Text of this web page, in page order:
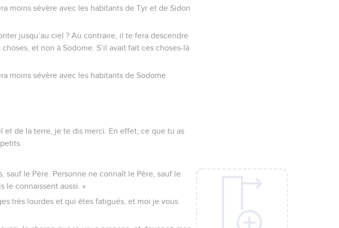
moins sévère avec les habitants de Tyr et de Sidon
jusqu’au ciel ? Au contraire, il te fera descendre
et non à Sodome. S’il avait fait ces choses-là
moins sévère avec les habitants de Sodome
et de la terre, je te dis merci. En effet, ce que tu as
sauf le Père. Personne ne connaît le Père, sauf le
le connaissent aussi. »
très lourdes et qui êtes fatigués, et moi je vous